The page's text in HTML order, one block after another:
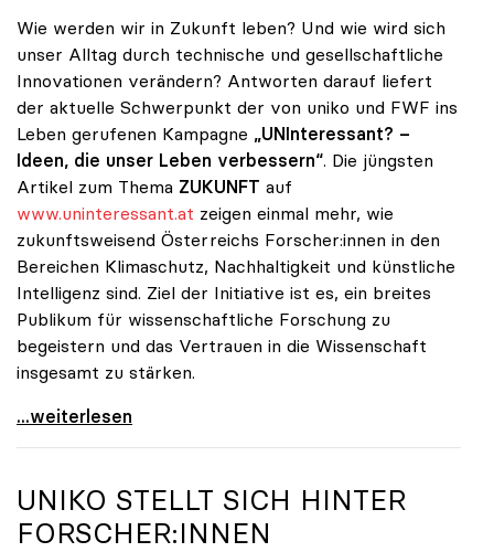
Wie werden wir in Zukunft leben? Und wie wird sich
unser Alltag durch technische und gesellschaftliche
Innovationen verändern? Antworten darauf liefert
der aktuelle Schwerpunkt der von uniko und FWF ins
Leben gerufenen Kampagne „UNInteressant? –
Ideen, die unser Leben verbessern“. Die jüngsten
Artikel zum Thema ZUKUNFT auf
www.uninteressant.at zeigen einmal mehr, wie
zukunftsweisend Österreichs Forscher:innen in den
Bereichen Klimaschutz, Nachhaltigkeit und künstliche
Intelligenz sind. Ziel der Initiative ist es, ein breites
Publikum für wissenschaftliche Forschung zu
begeistern und das Vertrauen in die Wissenschaft
insgesamt zu stärken.
Alles außer UNInteressant: So viel Wissenschaft
...weiterlesen
UNIKO STELLT SICH HINTER
FORSCHER:INNEN